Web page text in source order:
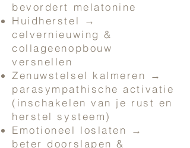
bevordert melatonine
Huidherstel →
celvernieuwing &
collageenopbouw
versnellen
Zenuwstelsel kalmeren →
parasympathische activatie
(inschakelen van je rust en
herstel systeem)
Emotioneel loslaten →
beter doorslapen &